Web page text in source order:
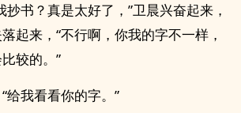
抄书？真是太好了，”卫晨兴奋起来，
起来，“不行啊，你我的字不一样，
较的。”
给我看看你的字。”